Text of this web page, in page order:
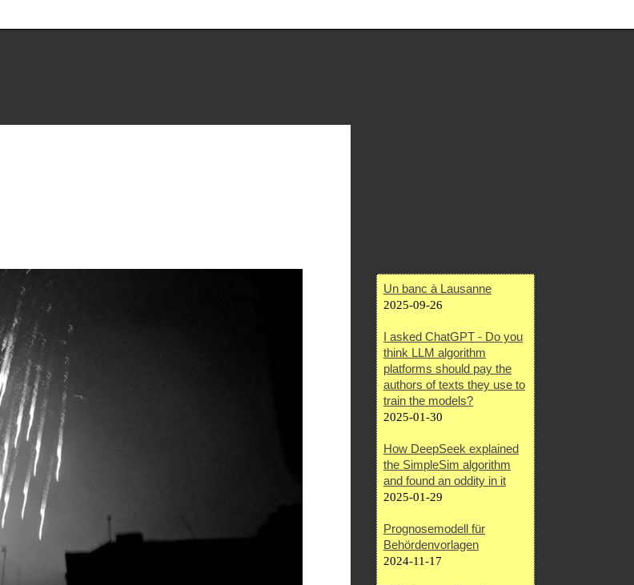
Un banc à Lausanne
2025-09-26
I asked ChatGPT - Do you
think LLM algorithm
platforms should pay the
authors of texts they use to
train the models?
2025-01-30
How DeepSeek explained
the SimpleSim algorithm
and found an oddity in it
2025-01-29
Prognosemodell für
Behördenvorlagen
2024-11-17